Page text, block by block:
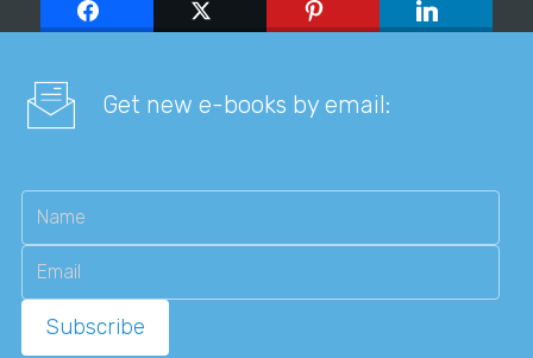
Get new e-books by email: